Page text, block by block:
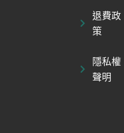
退費政
策
隱私權
聲明